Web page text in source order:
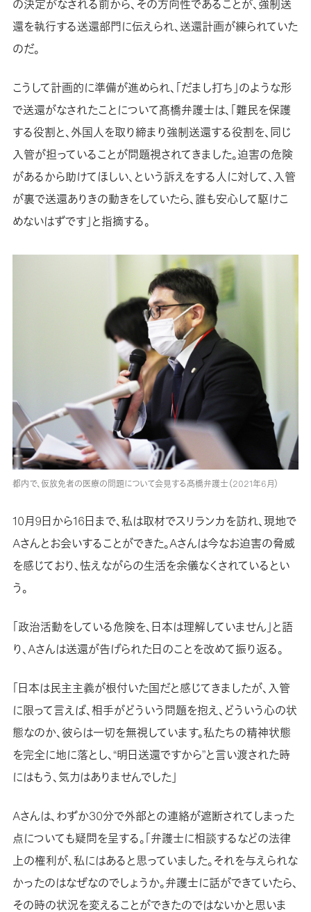
の決定がなされる前から、その方向性であることが、強制送
還を執行する送還部門に伝えられ、送還計画が練られていた
のだ。
こうして計画的に準備が進められ、「だまし打ち」のような形
で送還がなされたことについて髙橋弁護士は、「難民を保護
する役割と、外国人を取り締まり強制送還する役割を、同じ
入管が担っていることが問題視されてきました。迫害の危険
があるから助けてほしい、という訴えをする人に対して、入管
が裏で送還ありきの動きをしていたら、誰も安心して駆けこ
めないはずです」と指摘する。
都内で、仮放免者の医療の問題について会見する髙橋弁護士（2021年6月）
10月9日から16日まで、私は取材でスリランカを訪れ、現地で
Aさんとお会いすることができた。Aさんは今なお迫害の脅威
を感じており、怯えながらの生活を余儀なくされているとい
う。
「政治活動をしている危険を、日本は理解していません」と語
り、Aさんは送還が告げられた日のことを改めて振り返る。
「日本は民主主義が根付いた国だと感じてきましたが、入管
に限って言えば、相手がどういう問題を抱え、どういう心の状
態なのか、彼らは一切を無視しています。私たちの精神状態
を完全に地に落とし、“明日送還ですから”と言い渡された時
にはもう、気力はありませんでした」
Aさんは、わずか30分で外部との連絡が遮断されてしまった
点についても疑問を呈する。「弁護士に相談するなどの法律
上の権利が、私にはあると思っていました。それを与えられな
かったのはなぜなのでしょうか。弁護士に話ができていたら、
その時の状況を変えることができたのではないかと思いま